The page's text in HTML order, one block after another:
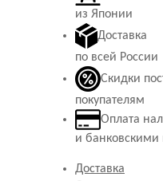
из Японии
Доставка
по всей России
Скидки
покупателям
Оплата
и банковскими
Доставка